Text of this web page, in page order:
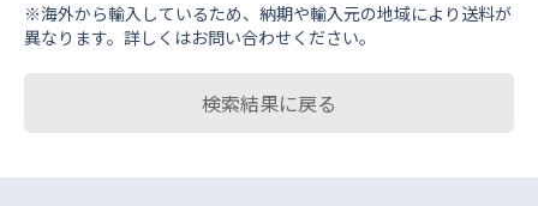
※海外から輸⼊しているため、納期や輸⼊元の地域により送料が
異なります。詳しくはお問い合わせください。
検索結果に戻る